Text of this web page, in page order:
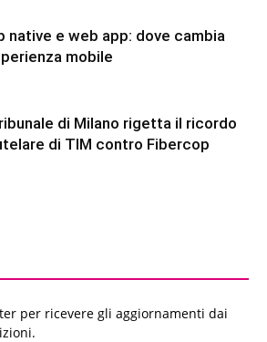
native e web app: dove cambia
mobile
di Milano rigetta il ricordo
di TIM contro Fibercop
per ricevere gli aggiornamenti dai